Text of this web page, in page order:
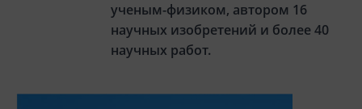
ученым-физиком, автором 16
научных изобретений и более 40
научных работ.